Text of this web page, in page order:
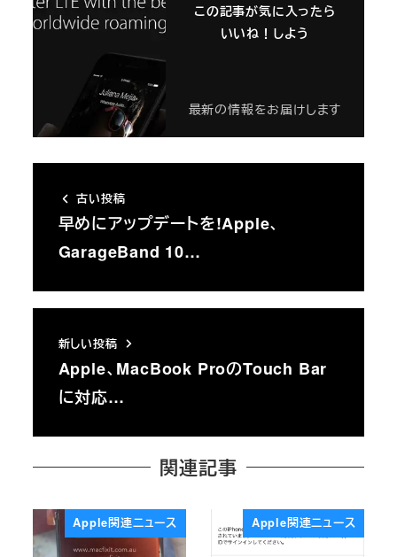
この記事が気に入ったら
いいね！しよう
最新の情報をお届けします
古い投稿
早めにアップデートを!Apple、
GarageBand 10…
新しい投稿
Apple、MacBook ProのTouch Bar
に対応…
関連記事
Apple関連ニュース Apple関連ニュース